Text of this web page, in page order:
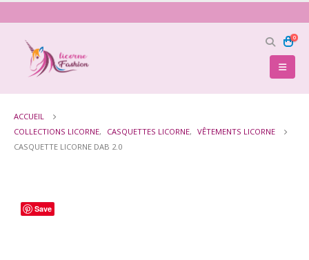
0
ACCUEIL
COLLECTIONS LICORNE, CASQUETTES LICORNE, VÊTEMENTS LICORNE
CASQUETTE LICORNE DAB 2.0
Save